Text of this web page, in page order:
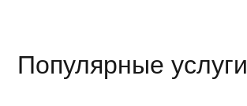
Популярные услуги